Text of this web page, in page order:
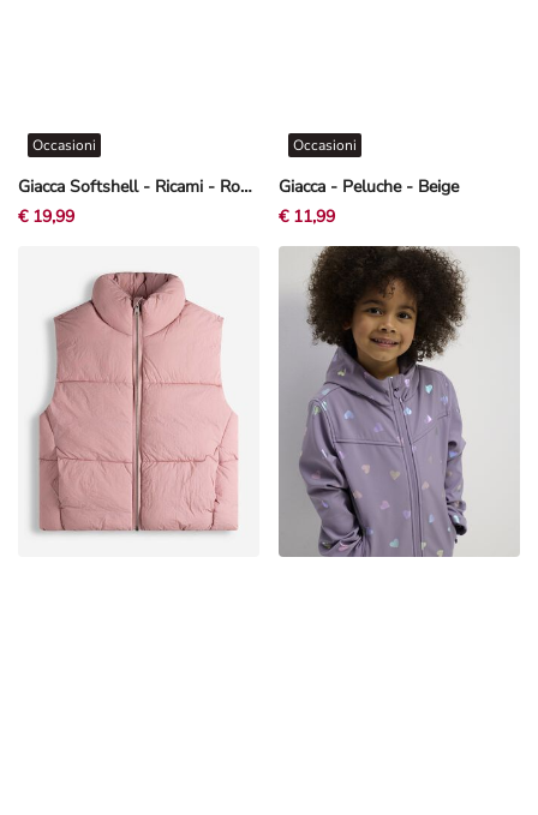
Giacca Softshell - Ricami - Rosa chiaro
Occasioni
€ 19,99
Giacca - Peluche - Beige
Occasioni
€ 11,99